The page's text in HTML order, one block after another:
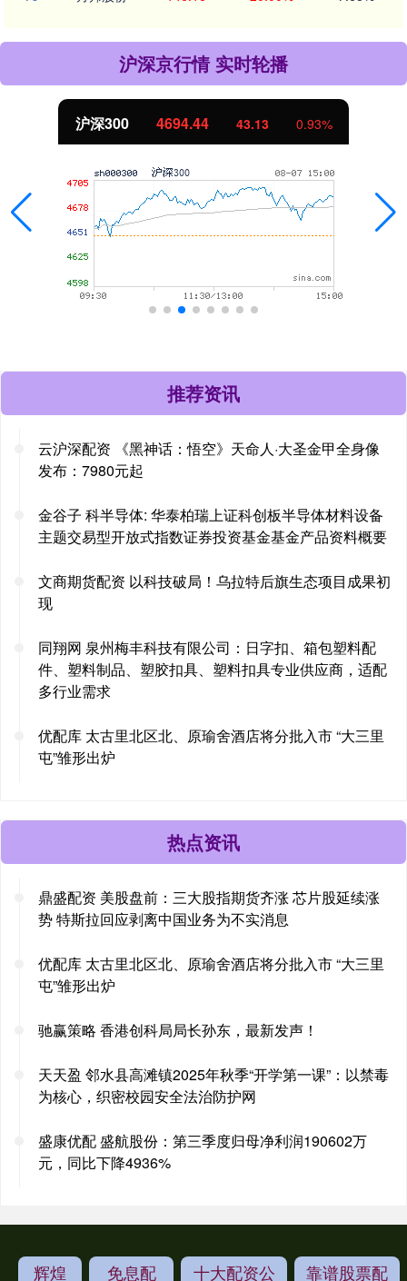
沪深京行情 实时轮播
沪深300 4694.44 43.13 0.93%
推荐资讯
云沪深配资 《黑神话：悟空》天命人·大圣金甲全身像
发布：7980元起
金谷子 科半导体: 华泰柏瑞上证科创板半导体材料设备
主题交易型开放式指数证券投资基金基金产品资料概要
文商期货配资 以科技破局！乌拉特后旗生态项目成果初
现
同翔网 泉州梅丰科技有限公司：日字扣、箱包塑料配
件、塑料制品、塑胶扣具、塑料扣具专业供应商，适配
多行业需求
优配库 太古里北区北、原瑜舍酒店将分批入市 “大三里
屯”雏形出炉
热点资讯
鼎盛配资 美股盘前：三大股指期货齐涨 芯片股延续涨
势 特斯拉回应剥离中国业务为不实消息
优配库 太古里北区北、原瑜舍酒店将分批入市 “大三里
屯”雏形出炉
驰赢策略 香港创科局局长孙东，最新发声！
天天盈 邻水县高滩镇2025年秋季“开学第一课”：以禁毒
为核心，织密校园安全法治防护网
盛康优配 盛航股份：第三季度归母净利润190602万
元，同比下降4936%
辉煌 免息配 十大配资公 靠谱股票配